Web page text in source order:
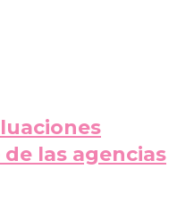
las agencias